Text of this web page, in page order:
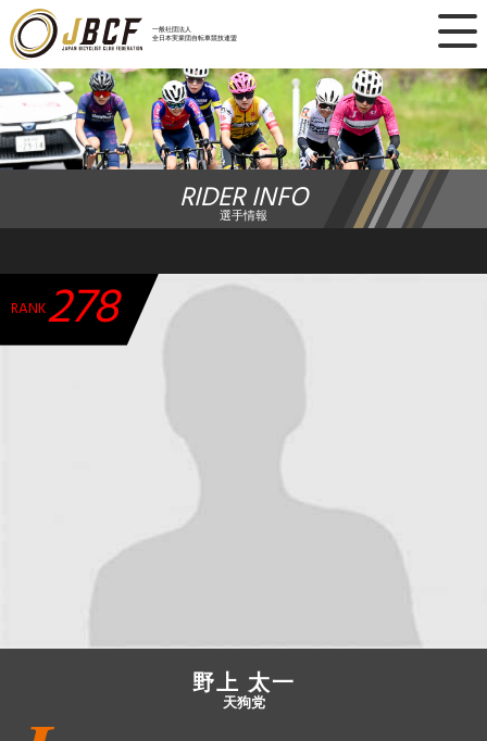
一般社団法人
全日本実業団自転車競技連盟
×
ニュース
レース日程
ランキング
チーム・選手
加盟・登録
エントリー
JBCF ROAD SERIESとは
RIDER INFO
選手情報
RANK278
野上 太一
天狗党